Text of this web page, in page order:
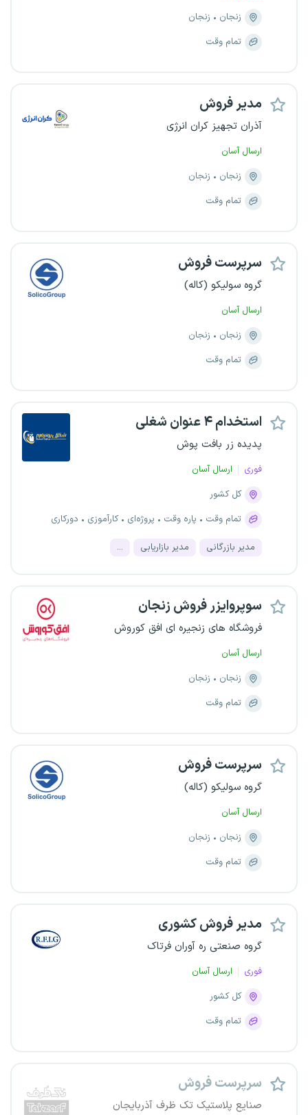
زنجان
زنجان
تمام وقت
مدیر فروش
آذران تجهیز کران انرژی
ارسال آسان
زنجان
زنجان
تمام وقت
سرپرست فروش
گروه سولیکو (کاله)
ارسال آسان
زنجان
زنجان
تمام وقت
استخدام ۴ عنوان شغلی
پدیده زر بافت پوش
فوری
ارسال آسان
کل کشور
تمام وقت
پاره وقت پروژه‌ای کارآموزی دورکاری
مدیر بازرگانی مدیر بازاریابی ...
سوپروایزر فروش زنجان
فروشگاه های زنجیره ای افق کوروش
ارسال آسان
زنجان
زنجان
تمام وقت
سرپرست فروش
گروه سولیکو (کاله)
ارسال آسان
زنجان
زنجان
تمام وقت
مدیر فروش کشوری
گروه صنعتی ره آوران فرتاک
فوری
ارسال آسان
کل کشور
تمام وقت
سرپرست فروش
صنایع پلاستیک تک ظرف آذربایجان